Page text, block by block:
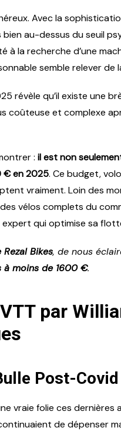
Avec la
au-dessus du seuil
à la recherche d’une
semble relever de
qu’il existe une
coûteuse et complexe
: il est non
€ en 2025. Ce budget,
vraiment. Loin des
vélos complets du
expert qui optimise sa
Bikes, de nous
moins de 1600 €.
par
Post-Covid
vraie folie ces dernières
de dépenser